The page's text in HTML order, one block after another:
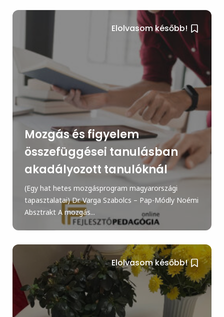
Elolvasom később!
Mozgás és figyelem
összefüggései tanulásban
akadályozott tanulóknál
(Egy hat hetes mozgásprogram magyarországi
tapasztalatai) Dr. Varga Szabolcs – Pap-Módly Noémi
Absztrakt A mozgás...
Elolvasom később!